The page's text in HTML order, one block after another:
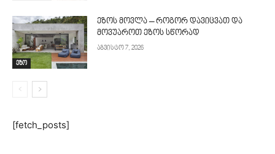
ეზო
ეზოს მოვლა – როგორ დავიცვათ და
მოვუაროთ ეზოს სწორად
აგვისტო 7, 2026
[fetch_posts]